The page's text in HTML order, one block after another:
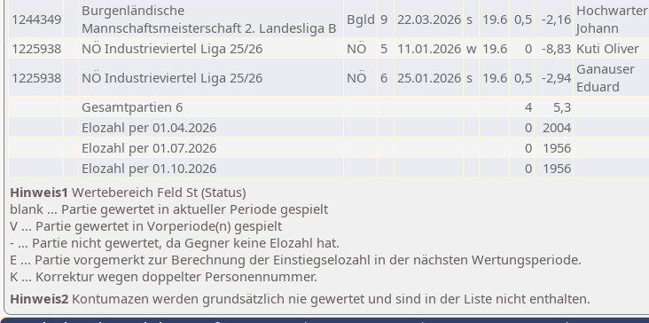
1244349
Burgenländische
Mannschaftsmeisterschaft 2. Landesliga B
Bgld 9 22.03.2026 s 19.6 0,5 -2,16 Hochwarter
Johann
1225938
NÖ Industrieviertel Liga 25/26 NÖ 5 11.01.2026 w 19.6 0 -8,83 Kuti Oliver
1225938
NÖ Industrieviertel Liga 25/26 NÖ 6 25.01.2026 s 19.6 0,5 -2,94 Ganauser
Eduard
Gesamtpartien 6
4
5,3
Elozahl per 01.04.2026
0 2004
Elozahl per 01.07.2026
0
1956
Elozahl per 01.10.2026
0
1956
Hinweis1 Wertebereich Feld St (Status)
blank ... Partie gewertet in aktueller Periode gespielt
V ... Partie gewertet in Vorperiode(n) gespielt
- ... Partie nicht gewertet, da Gegner keine Elozahl hat.
E ... Partie vorgemerkt zur Berechnung der Einstiegselozahl in der nächsten Wertungsperiode.
K ... Korrektur wegen doppelter Personennummer.
Hinweis2 Kontumazen werden grundsätzlich nie gewertet und sind in der Liste nicht enthalten.